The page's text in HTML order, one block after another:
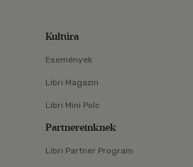
Kultúra
Események
Libri Magazin
Libri Mini Polc
Partnereinknek
Libri Partner Program